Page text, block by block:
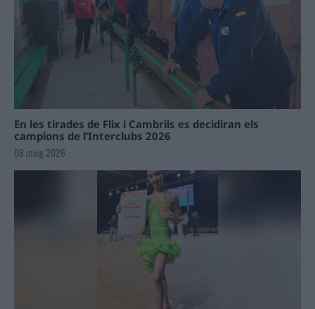
En les tirades de Flix i Cambrils es decidiran els
campions de l’Interclubs 2026
08 maig 2026